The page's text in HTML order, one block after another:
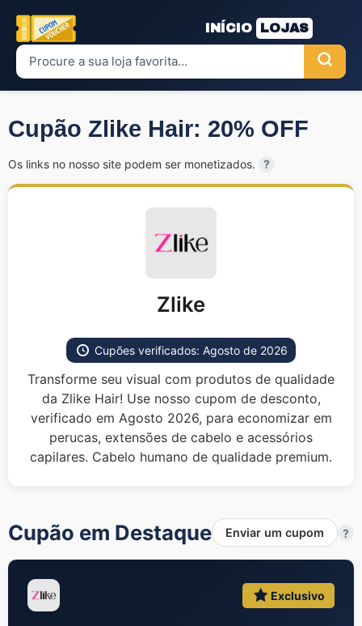
INÍCIO LOJAS
Cupão Zlike Hair: 20% OFF
Os links no nosso site podem ser monetizados. ?
Zlike
Cupões verificados: Agosto de 2026
Transforme seu visual com produtos de qualidade
da Zlike Hair! Use nosso cupom de desconto,
verificado em Agosto 2026, para economizar em
perucas, extensões de cabelo e acessórios
capilares. Cabelo humano de qualidade premium.
Cupão em Destaque Enviar um cupom ?
Exclusivo